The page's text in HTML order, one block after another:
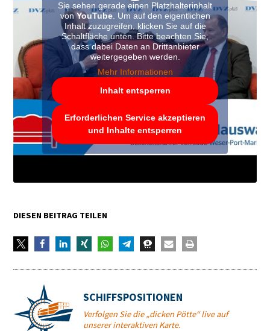
Sie sehen gerade einen Platzhalterinhalt
vonYouTube. Um auf den eigentlichen
Inhalt zuzugreifen, klicken Sie auf die
Schaltfläche unten. Bitte beachten Sie,
dass dabei Daten an Drittanbieter
weitergegeben werden.
Mehr Informationen
Inhalt entsperren
Erforderlichen Service akzeptieren
und Inhalte entsperren
DIESEN BEITRAG TEILEN
SCHIFFSPOSITIONEN
Verfolgen Sie die „dicken Pötte“ live auf
unserer interaktiven Karte.